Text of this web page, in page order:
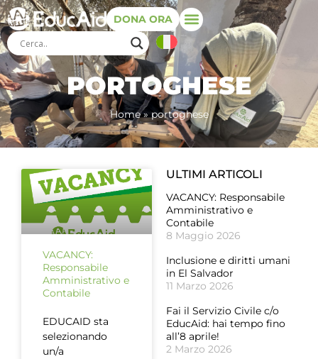
DONA ORA
PORTOGHESE
Home»portoghese
VACANCY:
Responsabile
Amministrativo e
Contabile
EDUCAID sta
selezionando
un/a
ULTIMI ARTICOLI
VACANCY: Responsabile
Amministrativo e
Contabile
8 Maggio 2026
Inclusione e diritti umani
in El Salvador
11 Marzo 2026
Fai il Servizio Civile c/o
EducAid: hai tempo fino
all’8 aprile!
2 Marzo 2026